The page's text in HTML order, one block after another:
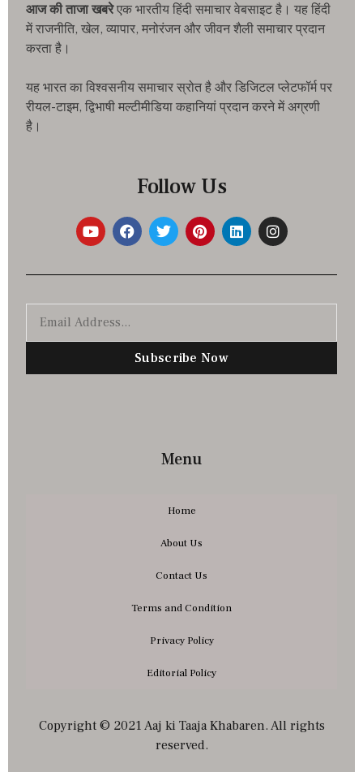
आज की ताजा खबरेएक भारतीय हिंदी समाचार वेबसाइट है। यह हिंदी
में राजनीति, खेल, व्यापार, मनोरंजन और जीवन शैली समाचार प्रदान
करता है।
यह भारत का विश्वसनीय समाचार स्रोत है और डिजिटल प्लेटफॉर्म पर
रीयल-टाइम, द्विभाषी मल्टीमीडिया कहानियां प्रदान करने में अग्रणी
है।
Follow Us
Subscribe Now
Menu
Home
About Us
Contact Us
Terms and Condition
Privacy Policy
Editorial Policy
Copyright © 2021 Aaj ki Taaja Khabaren. All rights
reserved.